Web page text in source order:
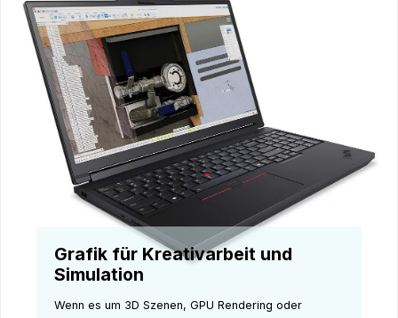
Grafik für Kreativarbeit und
Simulation
Wenn es um 3D Szenen, GPU Rendering oder